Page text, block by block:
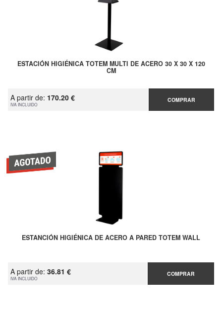
ESTACIÓN HIGIÉNICA TOTEM MULTI DE ACERO 30 X 30 X 120
CM
A partir de: 170.20 €
IVA INCLUIDO
COMPRAR
ESTANCIÓN HIGIÉNICA DE ACERO A PARED TOTEM WALL
A partir de: 36.81 €
IVA INCLUIDO
COMPRAR